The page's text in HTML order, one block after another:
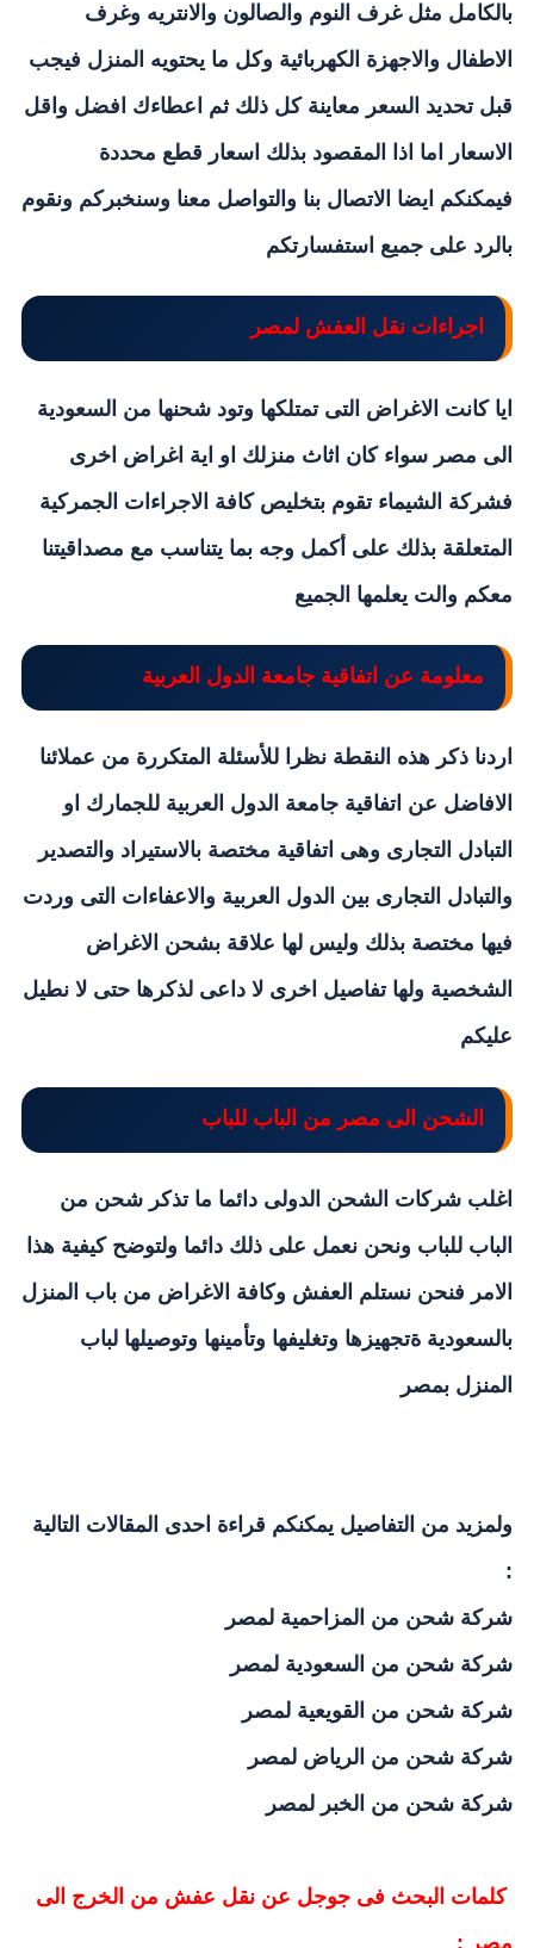
بالكامل مثل غرف النوم والصالون والانتريه وغرف
الاطفال والاجهزة الكهربائية وكل ما يحتويه المنزل فيجب
قبل تحديد السعر معاينة كل ذلك ثم اعطاءك افضل واقل
الاسعار اما اذا المقصود بذلك اسعار قطع محددة
فيمكنكم ايضا الاتصال بنا والتواصل معنا وسنخبركم ونقوم
بالرد على جميع استفسارتكم
اجراءات نقل العفش لمصر
ايا كانت الاغراض التى تمتلكها وتود شحنها من السعودية
الى مصر سواء كان اثاث منزلك او اية اغراض اخرى
فشركة الشيماء تقوم بتخليص كافة الاجراءات الجمركية
المتعلقة بذلك على أكمل وجه بما يتناسب مع مصداقيتنا
معكم والت يعلمها الجميع
معلومة عن اتفاقية جامعة الدول العربية
اردنا ذكر هذه النقطة نظرا للأسئلة المتكررة من عملائنا
الافاضل عن اتفاقية جامعة الدول العربية للجمارك او
التبادل التجارى وهى اتفاقية مختصة بالاستيراد والتصدير
والتبادل التجارى بين الدول العربية والاعفاءات التى وردت
فيها مختصة بذلك وليس لها علاقة بشحن الاغراض
الشخصية ولها تفاصيل اخرى لا داعى لذكرها حتى لا نطيل
عليكم
الشحن الى مصر من الباب للباب
اغلب شركات الشحن الدولى دائما ما تذكر شحن من
الباب للباب ونحن نعمل على ذلك دائما ولتوضح كيفية هذا
الامر فنحن نستلم العفش وكافة الاغراض من باب المنزل
بالسعودية ةتجهيزها وتغليفها وتأمينها وتوصيلها لباب
المنزل بمصر
ولمزيد من التفاصيل يمكنكم قراءة احدى المقالات التالية
:
شركة شحن من المزاحمية لمصر
شركة شحن من السعودية لمصر
شركة شحن من القويعية لمصر
شركة شحن من الرياض لمصر
شركة شحن من الخبر لمصر
كلمات البحث فى جوجل عن نقل عفش من الخرج الى
مصر :